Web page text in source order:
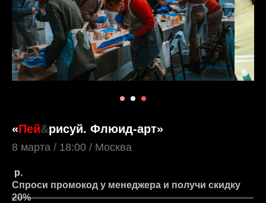
«Пей&рисуй. Флюид-арт»
8 марта / 18:00 / Москва
р.
Спроси промокод у менеджера и получи скидку
20%